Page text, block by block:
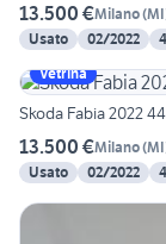
13.500 €Milano(MI
Usato
02/2022
Vetrina
Skoda Fabia 2022
13.500 €Milano(MI
Usato
02/2022